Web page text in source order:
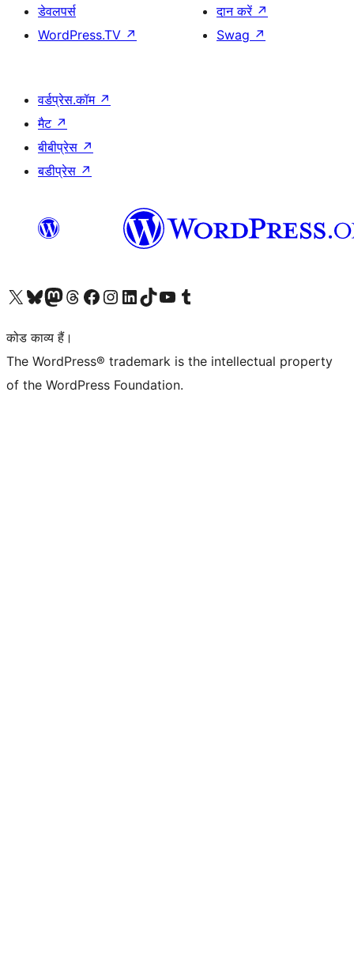
डेवलपर्स
WordPress.TV ↗
दान करें ↗
Swag ↗
वर्डप्रेस.कॉम ↗
मैट ↗
बीबीप्रेस ↗
बडीप्रेस ↗
Visit our X (formerly Twitter) account
हमारे बलुस्की खाते पर जाएँVisit our Mastodon account
हमारे थ्रेड्स अकाउंट पर जाएंहमारे फेसबुक पेज पर जाएँहमारे इंस्टाग्राम अकाउंट पर जाएंहमारे लिंक्डइन खाते पर जाएँहमारे टिकटॉक खाते पर जाएँहमारे यूट्यूब चैनल पर जाएंहमारे Tumblr खाते पर जाएँ
कोड काव्य हैं।
The WordPress® trademark is the intellectual property
of the WordPress Foundation.